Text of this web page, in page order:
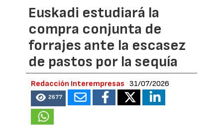
Euskadi estudiará la
compra conjunta de
forrajes ante la escasez
de pastos por la sequía
Redacción Interempresas 31/07/2026
2677